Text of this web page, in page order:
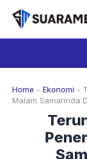
Langsung
isi
Home - Ekonomi -
Malam Samarinda